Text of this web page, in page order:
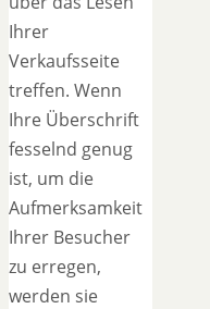
Ihrer
Verkaufsseite
treffen. Wenn
Ihre Überschrift
fesselnd genug
ist, um die
Aufmerksamkeit
Ihrer Besucher
zu erregen,
werden sie